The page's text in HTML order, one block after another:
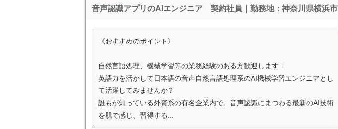
音声認識アプリのAIエンジニア 契約社員｜勤務地：神奈川県横浜市
《おすすめのポイント》
自然言語処理、機械学習等の業務経験のある方歓迎します！
英語力を活かして日本語の音声自然言語処理系のAI機械学習エンジニアとし
て活躍してみませんか？
誰もが知っている外資系の有名企業内で、音声認識にまつわる最新のAI技術
を肌で感じ、習得する...